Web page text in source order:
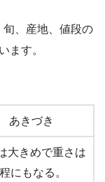
、産地、値段の
ます。
あきづき
大きめで重さは
にもなる。